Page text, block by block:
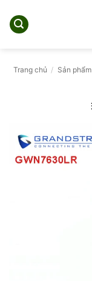
qua
Trang chủ / Sản phẩm